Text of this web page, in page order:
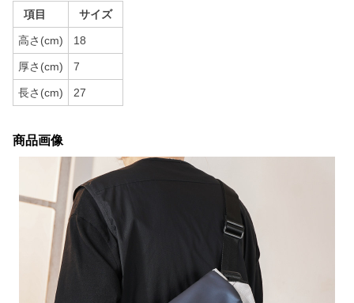
項目 サイズ
高さ(cm) 18
厚さ(cm) 7
長さ(cm) 27
商品画像